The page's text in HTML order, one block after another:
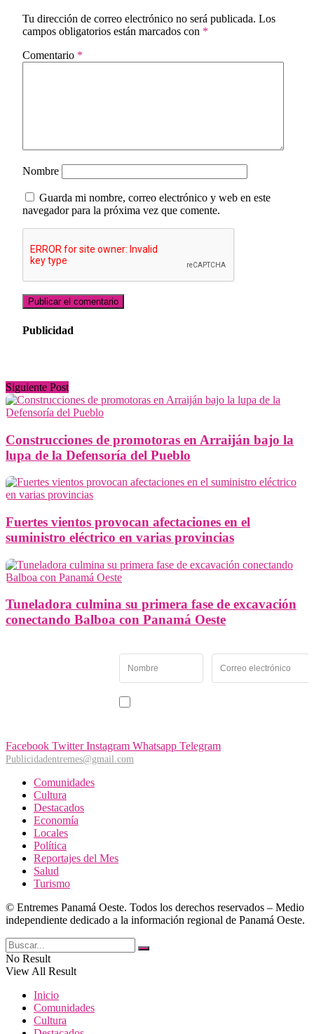
Tu dirección de correo electrónico no será publicada. Los
campos obligatorios están marcados con *
Comentario *
Nombre
Guarda mi nombre, correo electrónico y web en este
navegador para la próxima vez que comente.
Publicidad
Siguiente Post
Construcciones de promotoras en Arraiján bajo la
lupa de la Defensoría del Pueblo
Fuertes vientos provocan afectaciones en el
suministro eléctrico en varias provincias
Tuneladora culmina su primera fase de excavación
conectando Balboa con Panamá Oeste
Facebook Twitter Instagram Whatsapp Telegram
Publicidadentremes@gmail.com
Comunidades
Cultura
Destacados
Economía
Locales
Política
Reportajes del Mes
Salud
Turismo
© Entremes Panamá Oeste. Todos los derechos reservados – Medio
independiente dedicado a la información regional de Panamá Oeste.
No Result
View All Result
Inicio
Comunidades
Cultura